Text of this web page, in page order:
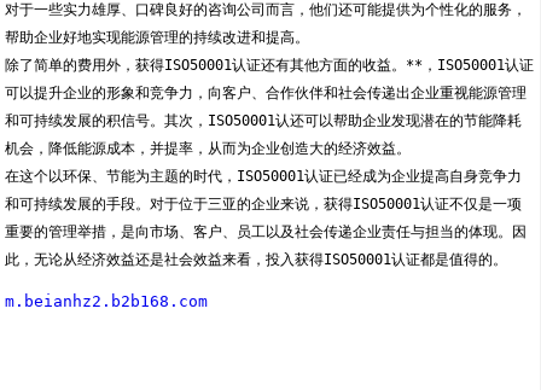
对于一些实力雄厚、口碑良好的咨询公司而言，他们还可能提供为个性化的服务，
帮助企业好地实现能源管理的持续改进和提高。
除了简单的费用外，获得ISO50001认证还有其他方面的收益。**，ISO50001认证
可以提升企业的形象和竞争力，向客户、合作伙伴和社会传递出企业重视能源管理
和可持续发展的积信号。其次，ISO50001认还可以帮助企业发现潜在的节能降耗
机会，降低能源成本，并提率，从而为企业创造大的经济效益。
在这个以环保、节能为主题的时代，ISO50001认证已经成为企业提高自身竞争力
和可持续发展的手段。对于位于三亚的企业来说，获得ISO50001认证不仅是一项
重要的管理举措，是向市场、客户、员工以及社会传递企业责任与担当的体现。因
此，无论从经济效益还是社会效益来看，投入获得ISO50001认证都是值得的。
m.beianhz2.b2b168.com